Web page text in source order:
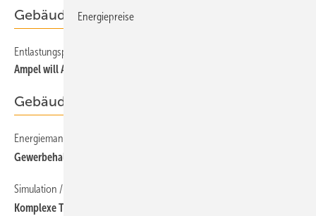
Gebäudeenergiegesetz
Entlastungspaket
Ampel will Ausstieg aus Öl- und Gas-Heizungen
Gebäudekonzepte
Energiemanagement
Gewerbehallen auf dem Weg zum Plusenergiegebäude 2.0
Simulation / Digitaler Zwilling
Komplexe TGA-Anlagen effizienter betreiben
Energiepreise